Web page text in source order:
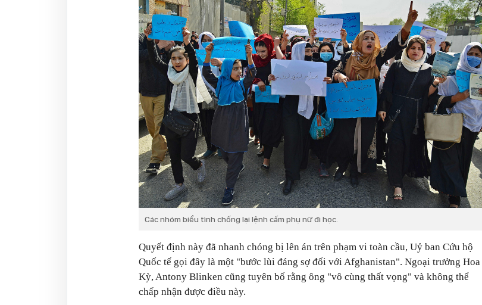
Các nhóm biểu tình chống lại lệnh cấm phụ nữ đi học.
Quyết định này đã nhanh chóng bị lên án trên phạm vi toàn cầu, Uỷ ban Cứu hộ
Quốc tế gọi đây là một "bước lùi đáng sợ đối với Afghanistan". Ngoại trưởng Hoa
Kỳ, Antony Blinken cũng tuyên bố rằng ông "vô cùng thất vọng" và không thể
chấp nhận được điều này.